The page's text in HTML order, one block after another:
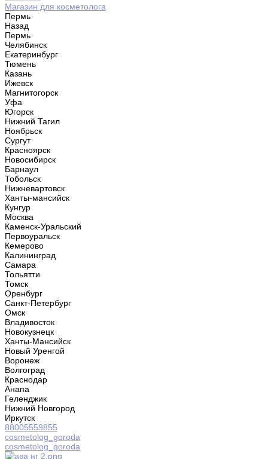
Магазин для косметолога
Пермь
Назад
Пермь
Челябинск
Екатеринбург
Тюмень
Казань
Ижевск
Магнитогорск
Уфа
Югорск
Нижний Тагил
Ноябрьск
Сургут
Красноярск
Новосибирск
Барнаул
Тобольск
Нижневартовск
Ханты-мансийск
Кунгур
Москва
Каменск-Уральский
Первоуральск
Кемерово
Калининград
Самара
Тольятти
Томск
Оренбург
Санкт-Петербург
Омск
Владивосток
Новокузнецк
Ханты-Мансийск
Новый Уренгой
Воронеж
Волгоград
Краснодар
Анапа
Геленджик
Нижний Новгород
Иркутск
88005559855
cosmetolog_goroda
cosmetolog_goroda